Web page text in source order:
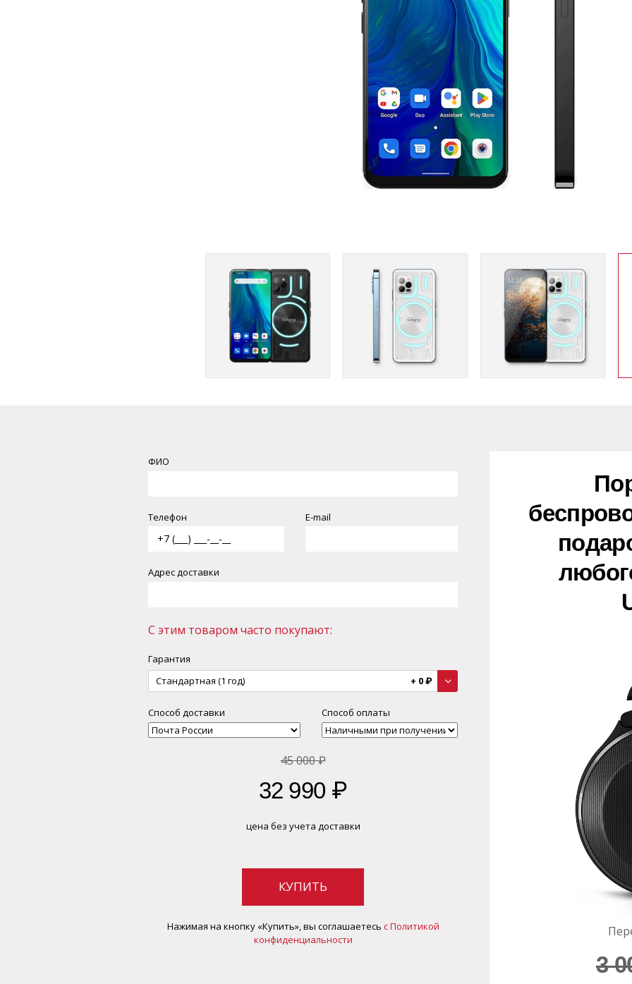
ФИО
Телефон Е-mail
Адрес доставки
С этим товаром часто покупают:
Гарантия
Стандартная (1 год)
+ 0₽
Способ доставки Способ оплаты
45 000₽
32 990 ₽
цена без учета доставки
КУПИТЬ
Нажимая на кнопку «Купить», вы соглашаетесь c Политикой
конфиденциальности
3